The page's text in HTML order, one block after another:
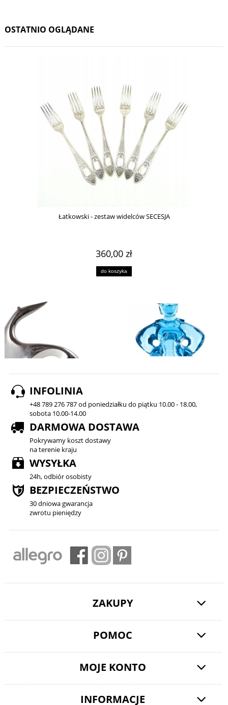
OSTATNIO OGLĄDANE
Łatkowski - zestaw widelców SECESJA
360,00 zł
do koszyka
INFOLINIA
+48 789 276 787 od poniedziałku do piątku 10.00 - 18.00,
sobota 10.00-14.00
DARMOWA DOSTAWA
Pokrywamy koszt dostawy
na terenie kraju
WYSYŁKA
24h, odbiór osobisty
BEZPIECZEŃSTWO
30 dniowa gwarancja
zwrotu pieniędzy
ZAKUPY
POMOC
MOJE KONTO
INFORMACJE